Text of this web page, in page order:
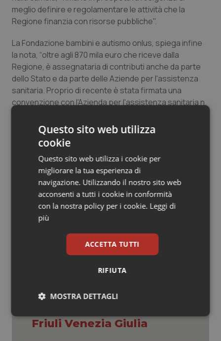
Salute orale & impianti
Sangue & coagulazione
Tiroide
Tumore al seno
Tumori del Polmone & Testa Collo
Tumori gastrointestinali
Ulcera & Reflusso
Vaccini
meglio definire e regolamentare le attività che la
Regione finanzia con risorse pubbliche".
La Fondazione bambini e autismo onlus, spiega infine
la nota, “oltre agli 870 mila euro che riceve dalla
Regione, è assegnataria di contributi anche da parte
dello Stato e da parte delle Aziende per l'assistenza
sanitaria. Proprio di recente è stata firmata una
convenzione con l'Azienda per l'assistenza sanitaria n.
a 232 mila euro”.
La Fondazione precisa: “Nessuna bozza di
convenzione. E protesta per mancanza di
pagamenti, non di finanziamenti”
18 Agosto 2015
Friuli Venezia Giulia
Questo sito web utilizza
cookie
Questo sito web utilizza i cookie per
migliorare la tua esperienza di
navigazione. Utilizzando il nostro sito web
acconsenti a tutti i cookie in conformità
con la nostra policy per i cookie. Leggi di
più
ACCETTA TUTTI
RIFIUTA
MOSTRA DETTAGLI
Necessari Statistici Marketing